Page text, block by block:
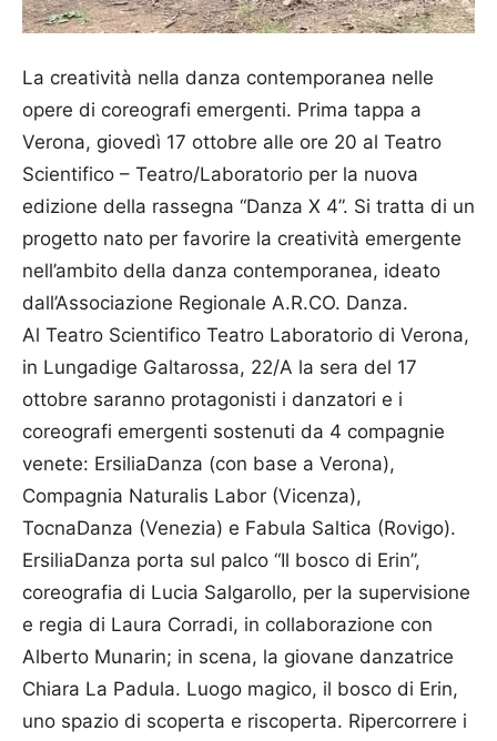
La creatività nella danza contemporanea nelle
opere di coreografi emergenti. Prima tappa a
Verona, giovedì 17 ottobre alle ore 20 al Teatro
Scientifico – Teatro/Laboratorio per la nuova
edizione della rassegna “Danza X 4”. Si tratta di un
progetto nato per favorire la creatività emergente
nell’ambito della danza contemporanea, ideato
dall’Associazione Regionale A.R.CO. Danza.
Al Teatro Scientifico Teatro Laboratorio di Verona,
in Lungadige Galtarossa, 22/A la sera del 17
ottobre saranno protagonisti i danzatori e i
coreografi emergenti sostenuti da 4 compagnie
venete: ErsiliaDanza (con base a Verona),
Compagnia Naturalis Labor (Vicenza),
TocnaDanza (Venezia) e Fabula Saltica (Rovigo).
ErsiliaDanza porta sul palco “Il bosco di Erin”,
coreografia di Lucia Salgarollo, per la supervisione
e regia di Laura Corradi, in collaborazione con
Alberto Munarin; in scena, la giovane danzatrice
Chiara La Padula. Luogo magico, il bosco di Erin,
uno spazio di scoperta e riscoperta. Ripercorrere i